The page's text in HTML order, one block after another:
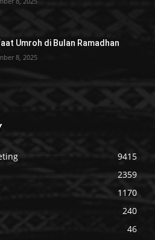
Umroh di Bulan Ramadhan
8, 2025
9415
2359
1170
240
46